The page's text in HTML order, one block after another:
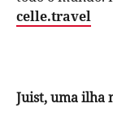
celle.travel
Juist, uma ilha